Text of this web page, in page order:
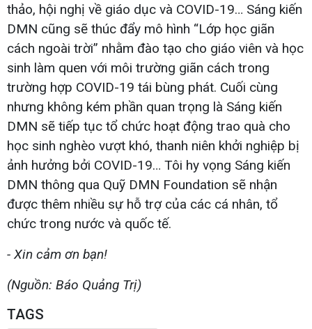
thảo, hội nghị về giáo dục và COVID-19… Sáng kiến
DMN cũng sẽ thúc đẩy mô hình “Lớp học giãn
cách ngoài trời” nhằm đào tạo cho giáo viên và học
sinh làm quen với môi trường giãn cách trong
trường hợp COVID-19 tái bùng phát. Cuối cùng
nhưng không kém phần quan trọng là Sáng kiến
DMN sẽ tiếp tục tổ chức hoạt động trao quà cho
học sinh nghèo vượt khó, thanh niên khởi nghiệp bị
ảnh hưởng bởi COVID-19… Tôi hy vọng Sáng kiến
DMN thông qua Quỹ DMN Foundation sẽ nhận
được thêm nhiều sự hỗ trợ của các cá nhân, tổ
chức trong nước và quốc tế.
- Xin cảm ơn bạn!
(Nguồn: Báo Quảng Trị)
TAGS